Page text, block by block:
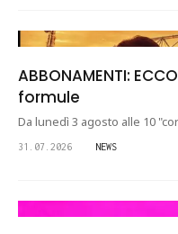
ABBONAMENTI:
formule
Da lunedì 3 agosto alle 10
31.07.2026 NEWS